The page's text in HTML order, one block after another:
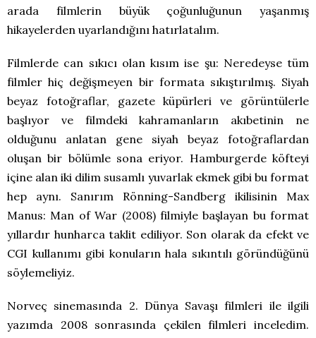
arada filmlerin büyük çoğunluğunun yaşanmış
hikayelerden uyarlandığını hatırlatalım.
Filmlerde can sıkıcı olan kısım ise şu: Neredeyse tüm
filmler hiç değişmeyen bir formata sıkıştırılmış. Siyah
beyaz fotoğraflar, gazete küpürleri ve görüntülerle
başlıyor ve filmdeki kahramanların akıbetinin ne
olduğunu anlatan gene siyah beyaz fotoğraflardan
oluşan bir bölümle sona eriyor. Hamburgerde köfteyi
içine alan iki dilim susamlı yuvarlak ekmek gibi bu format
hep aynı. Sanırım Rönning-Sandberg ikilisinin Max
Manus: Man of War (2008) filmiyle başlayan bu format
yıllardır hunharca taklit ediliyor. Son olarak da efekt ve
CGI kullanımı gibi konuların hala sıkıntılı göründüğünü
söylemeliyiz.
Norveç sinemasında 2. Dünya Savaşı filmleri ile ilgili
yazımda 2008 sonrasında çekilen filmleri inceledim.